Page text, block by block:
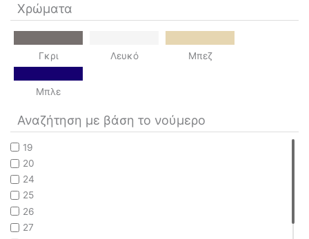
Χρώματα
Γκρι Λευκό Μπεζ
Μπλε
Αναζήτηση με βάση το νούμερο
19
20
24
25
26
27